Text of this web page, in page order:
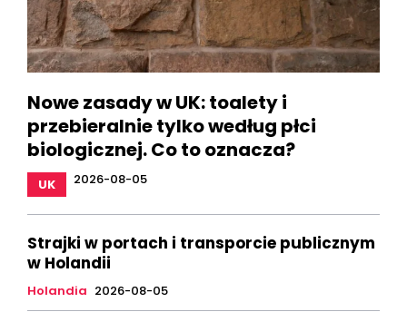
Nowe zasady w UK: toalety i
przebieralnie tylko według płci
biologicznej. Co to oznacza?
UK 2026-08-05
Strajki w portach i transporcie publicznym
w Holandii
Holandia 2026-08-05